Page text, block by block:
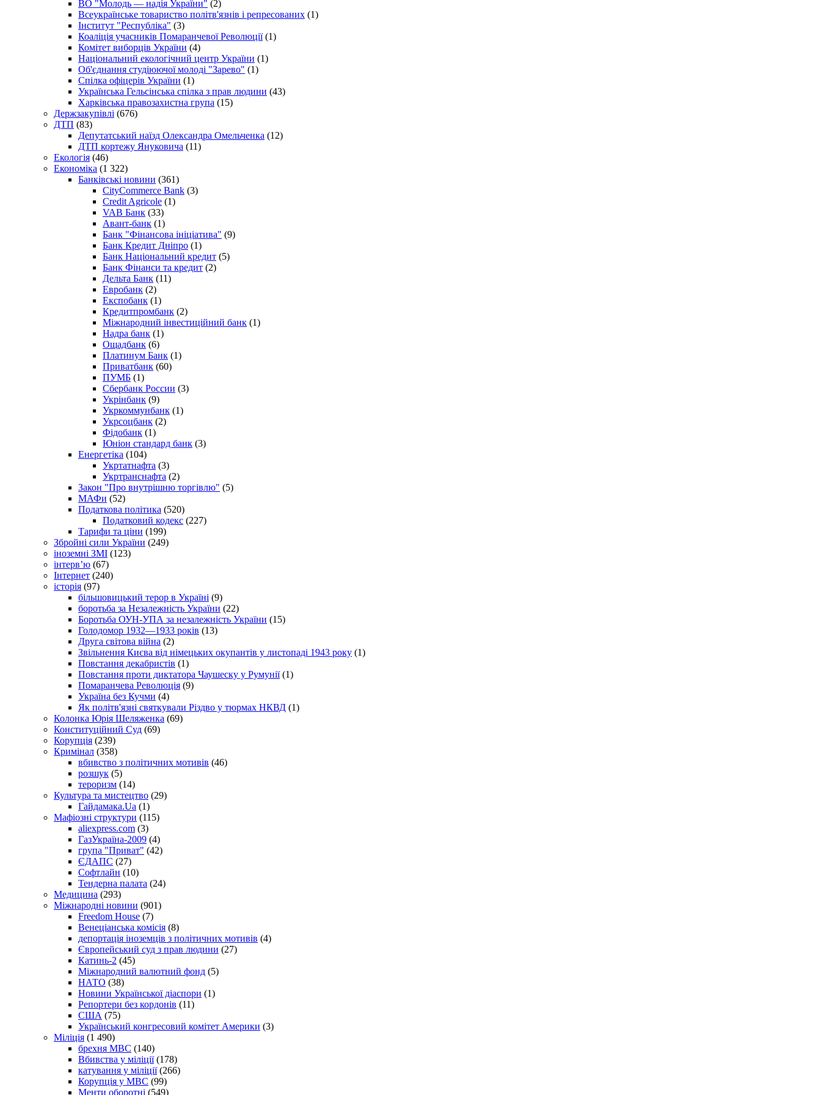
ВО "Молодь — надія України" (2)
Всеукраїнське товариство політв'язнів і репресованих (1)
Інститут "Республіка" (3)
Коаліція учасників Помаранчевої Революції(1)
Комітет виборців України (4)
Національний екологічний центр України (1)
Об'єднання студіюючої молоді "Зарево" (1)
Спілка офіцерів України (1)
Українська Гельсінська спілка з прав людини (43)
Харківська правозахистна група (15)
Держзакупівлі (676)
ДТП (83)
Депутатський наїзд Олександра Омельченка (12)
ДТП кортежу Януковича (11)
Екологія (46)
Економіка (1 322)
Банківські новини (361)
CityCommerce Bank (3)
Credit Agricole (1)
VAB Банк (33)
Авант-банк (1)
Банк "Фінансова ініціатива" (9)
Банк Кредит Дніпро (1)
Банк Національний кредит (5)
Банк Фінанси та кредит (2)
Дельта Банк (11)
Евробанк (2)
Експобанк (1)
Кредитпромбанк (2)
Міжнародний інвестиційний банк (1)
Надра банк (1)
Ощадбанк (6)
Платинум Банк (1)
Приватбанк (60)
ПУМБ (1)
Сбербанк России (3)
Укрінбанк (9)
Укркоммунбанк (1)
Укрсоцбанк (2)
Фідобанк (1)
Юніон стандард банк (3)
Енергетіка (104)
Укртатнафта (3)
Укртранснафта (2)
Закон "Про внутрішню торгівлю" (5)
МАФи (52)
Податкова політика (520)
Податковий кодекс (227)
Тарифи та ціни (199)
Збройні сили України (249)
іноземні ЗМІ (123)
інтерв’ю (67)
Інтернет (240)
історія (97)
більшовицький терор в Україні (9)
боротьба за Незалежність України (22)
Боротьба ОУН-УПА за незалежність України (15)
Голодомор 1932—1933 років (13)
Друга світова війна (2)
Звільнення Києва від німецьких окупантів у листопаді 1943 року (1)
Повстання декабристів (1)
Повстання проти диктатора Чаушеску у Румунії(1)
Помаранчева Революція (9)
Україна без Кучми (4)
Як політв'язні святкували Різдво у тюрмах НКВД (1)
Колонка Юрія Шеляженка (69)
Конституційний Суд (69)
Корупція (239)
Кримінал (358)
вбивство з політичних мотивів (46)
розшук (5)
тероризм (14)
Культура та мистецтво (29)
Гайдамака.Ua (1)
Мафіозні структури (115)
aliexpress.com (3)
ГазУкраїна-2009 (4)
група "Приват" (42)
ЄДАПС (27)
Софтлайн (10)
Тендерна палата (24)
Медицина (293)
Міжнародні новини (901)
Freedom House (7)
Венеціанська комісія (8)
депортація іноземців з політичних мотивів (4)
Європейський суд з прав людини (27)
Катинь-2 (45)
Міжнародний валютний фонд (5)
НАТО (38)
Новини Української діаспори (1)
Репортери без кордонів (11)
США (75)
Український конгресовий комітет Америки (3)
Міліція (1 490)
брехня МВС (140)
Вбивства у міліції(178)
катування у міліції(266)
Корупція у МВС (99)
Менти оборотні (549)